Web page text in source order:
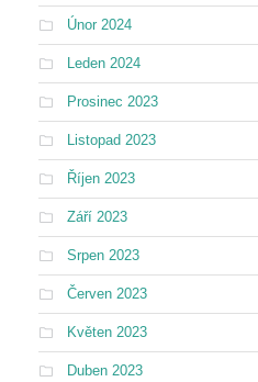
Únor 2024
Leden 2024
Prosinec 2023
Listopad 2023
Říjen 2023
Září 2023
Srpen 2023
Červen 2023
Květen 2023
Duben 2023